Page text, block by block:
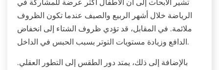
تشير الأبحاث إلى أن الأطفال أكثر عرضة للمشاركة في
الرياضة خلال أشهر الربيع والصيف عندما تكون الظروف
ملائمة. في المقابل، قد تؤدي ظروف الشتاء إلى انخفاض
الدافع وزيادة مستويات التوتر بسبب الحبس في الداخل.
بالإضافة إلى ذلك، يمتد دور الطقس إلى التطور العقلي.